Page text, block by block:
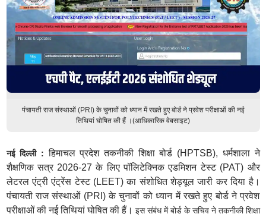
पंचायती राज संस्थाओं (PRI) के चुनावों को ध्यान में रखते हुए बोर्ड ने प्रवेश परीक्षाओं की नई
तिथियां घोषित की हैं ।(आधिकारिक वेबसाइट)
नई दिल्ली :हिमाचल प्रदेश तकनीकी शिक्षा बोर्ड (HPTSB), धर्मशाला ने
शैक्षणिक सत्र 2026-27 के लिए पॉलिटेक्निक एडमिशन टेस्ट (PAT) और
लेटरल एंट्री एंट्रेंस टेस्ट (LEET) का संशोधित शेड्यूल जारी कर दिया है।
पंचायती राज संस्थाओं (PRI) के चुनावों को ध्यान में रखते हुए बोर्ड ने प्रवेश
परीक्षाओं की नई तिथियां घोषित की हैं। इस संबंध में बोर्ड के सचिव ने तकनीकी शिक्षा